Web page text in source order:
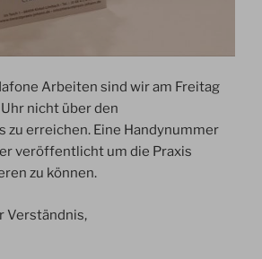
Arbeiten sind wir am Freitag
Uhr nicht über den
zu erreichen. Eine Handynummer
veröffentlicht um die Praxis
zu können.
Verständnis,